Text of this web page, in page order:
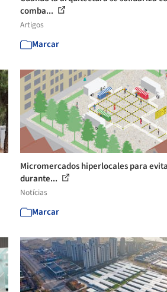
comba...
Artigos
Marcar
Micromercados hiperlocales para
durante...
Notícias
Marcar